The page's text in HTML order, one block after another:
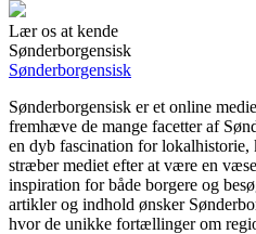
Lær os at kende
Sønderborgensisk
Sønderborgensisk
Sønderborgensisk er et online
fremhæve de mange facetter af
en dyb fascination for
stræber mediet efter at være en
inspiration for både borgere og
artikler og indhold ønsker
hvor de unikke fortællinger om